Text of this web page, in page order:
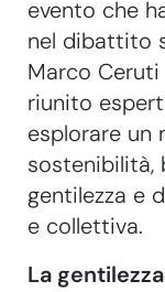
evento che
nel dibattito
Marco Ceruti
riunito
esplorare un
sostenibilità,
gentilezza e
e collettiva.
La